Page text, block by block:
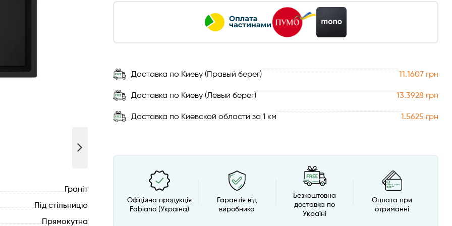
Граніт
Під стільницю
Прямокутна
Доставка по Киеву (Правый берег) 11.1607 грн
Доставка по Киеву (Левый берег) 13.3928 грн
Доставка по Киевской области за 1 км 1.5625 грн
Офіційна продукція
Fabiano (Україна)
Гарантія від
виробника
Безкоштовна
доставка по
Україні
Оплата при
отриманні